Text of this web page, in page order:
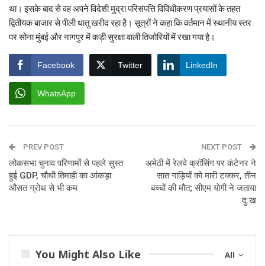
था। इसके बाद से वह अपने विदेशी मुद्रा परिसंपत्ति विविधीकरण प्रयासों के तहत
द्वितीयक बाजार से पीली धातु खरीद रहा है। सूत्रों ने कहा कि वर्तमान में स्थानीय स्तर
पर सोना मुंबई और नागपुर में कड़ी सुरक्षा वाली तिजोरियों में रखा गया है।
Facebook Twitter LinkedIn
WhatsApp
PREV POST
लोकसभा चुनाव परिणामों से पहले सुस्त
हुई GDP, चौथी तिमाही का आंकड़ा
औसत ग्रोथ से भी कम
NEXT POST
अमेठी में रेलवे क्रॉसिंग पर कंटेनर ने
सात गाड़ियों को मारी टक्कर, तीन
बच्चों की मौत; सीएम योगी ने जताया
दु:ख
All
You Might Also Like